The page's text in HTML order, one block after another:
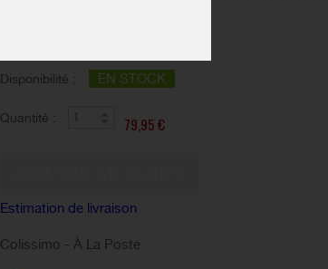
Disponibilité :
EN STOCK
Quantité : 79,95 €
Estimation de livraison
Colissimo - À La Poste